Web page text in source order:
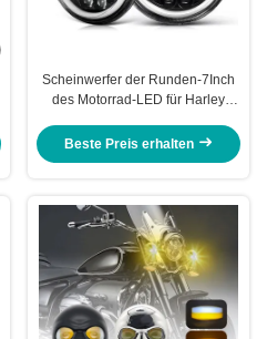
Scheinwerfer der Runden-7Inch
des Motorrad-LED für Harley
Beste Preis erhalten